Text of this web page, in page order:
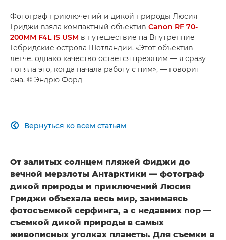
Фотограф приключений и дикой природы Люсия
Гриджи взяла компактный объектив Canon RF 70-
200MM F4L IS USM в путешествие на Внутренние
Гебридские острова Шотландии. «Этот объектив
легче, однако качество остается прежним — я сразу
поняла это, когда начала работу с ним», — говорит
она. © Эндрю Форд
Вернуться ко всем статьям

От залитых солнцем пляжей Фиджи до
вечной мерзлоты Антарктики — фотограф
дикой природы и приключений Люсия
Гриджи объехала весь мир, занимаясь
фотосъемкой серфинга, а с недавних пор —
съемкой дикой природы в самых
живописных уголках планеты. Для съемки в